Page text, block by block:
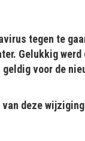
tegen te
Gelukkig werd
voor de
deze